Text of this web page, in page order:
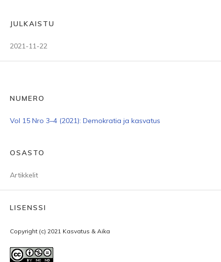
JULKAISTU
2021-11-22
NUMERO
Vol 15 Nro 3–4 (2021): Demokratia ja kasvatus
OSASTO
Artikkelit
LISENSSI
Copyright (c) 2021 Kasvatus & Aika